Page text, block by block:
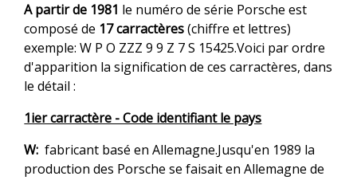
A partir de 1981 le numéro de série Porsche est
composé de 17 carractères(chiffre et lettres)
exemple: W P O ZZZ 9 9 Z 7 S 15425.Voici par ordre
d'apparition la signification de ces carractères, dans
le détail :
1ier carractère - Code identifiant le pays
W:fabricant basé en Allemagne.Jusqu'en 1989 la
production des Porsche se faisait en Allemagne de